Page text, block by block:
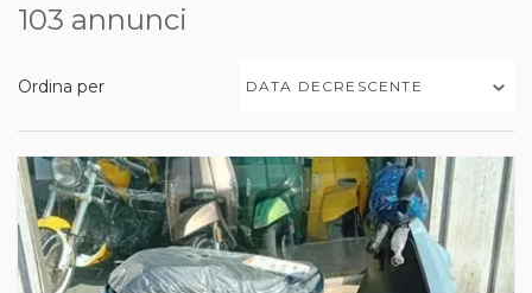
103 annunci
Ordina per DATA DECRESCENTE